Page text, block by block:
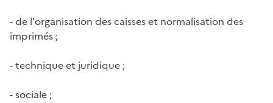
- de l'organisation des caisses et normalisation des
imprimés ;
- technique et juridique ;
- sociale ;